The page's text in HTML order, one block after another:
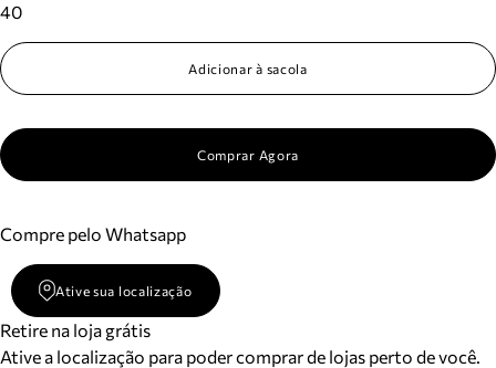
40
Adicionar à sacola
Comprar Agora
Compre pelo Whatsapp
Ative sua localização
Retire na loja grátis
Ative a localização para poder comprar de lojas perto de você.